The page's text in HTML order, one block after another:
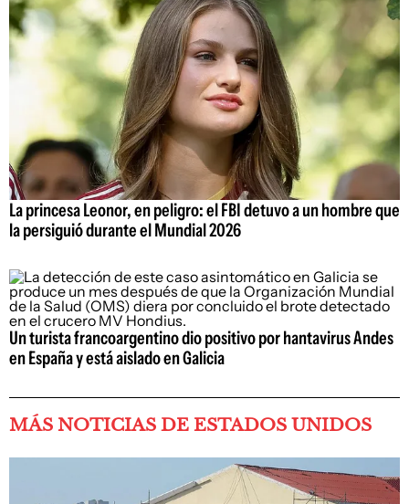
La princesa Leonor, en peligro: el FBI detuvo a un hombre que
la persiguió durante el Mundial 2026
Un turista francoargentino dio positivo por hantavirus Andes
en España y está aislado en Galicia
MÁS NOTICIAS DE ESTADOS UNIDOS